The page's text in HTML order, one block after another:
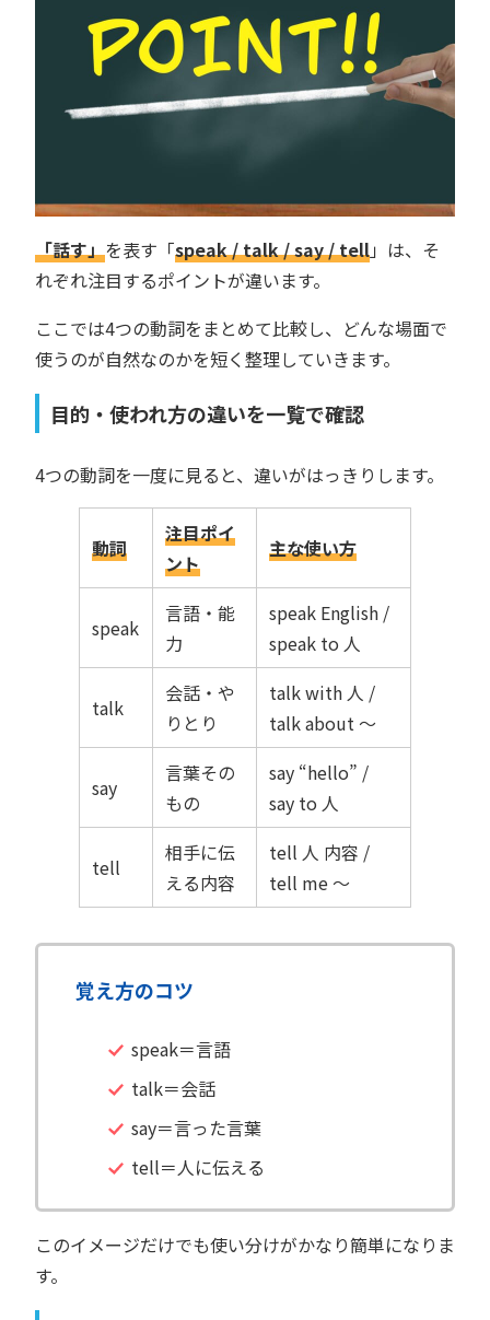
「話す」を表す「speak / talk / say / tell」は、そ
れぞれ注目するポイントが違います。
ここでは4つの動詞をまとめて比較し、どんな場面で
使うのが自然なのかを短く整理していきます。
目的・使われ方の違いを一覧で確認
4つの動詞を一度に見ると、違いがはっきりします。
動詞
注目ポイ
ント
主な使い方
speak
言語・能
力
speak English /
speak to 人
talk
会話・や
りとり
talk with 人 /
talk about 〜
say
言葉その
もの
say “hello” /
say to 人
tell
相手に伝
える内容
tell 人 内容 /
tell me 〜
覚え方のコツ
speak＝言語
talk＝会話
say＝言った言葉
tell＝人に伝える
このイメージだけでも使い分けがかなり簡単になりま
す。